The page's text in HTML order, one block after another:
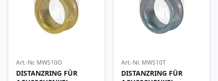
Art.-Nr. MWS10O
DISTANZRING FÜR
Art.-Nr. MWS10T
DISTANZRING FÜR